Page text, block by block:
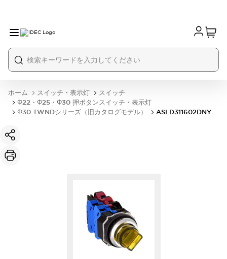
ホーム スイッチ・表示灯
スイッチ
Φ22・Φ25・Φ30 押ボタンスイッチ・表示灯
Φ30 TWNDシリーズ（旧カタログモデル）
ASLD311602DNY